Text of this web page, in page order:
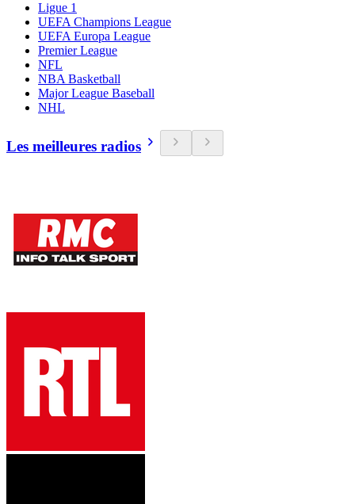
Ligue 1
UEFA Champions League
UEFA Europa League
Premier League
NFL
NBA Basketball
Major League Baseball
NHL
Les meilleures radios